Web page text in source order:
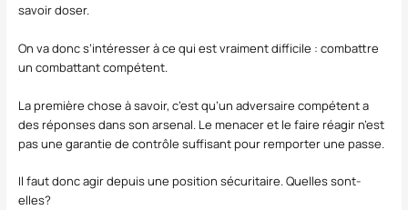
savoir doser.
On va donc s’intéresser à ce qui est vraiment difficile : combattre
un combattant compétent.
La première chose à savoir, c’est qu’un adversaire compétent a
des réponses dans son arsenal. Le menacer et le faire réagir n’est
pas une garantie de contrôle suffisant pour remporter une passe.
Il faut donc agir depuis une position sécuritaire. Quelles sont-
elles?